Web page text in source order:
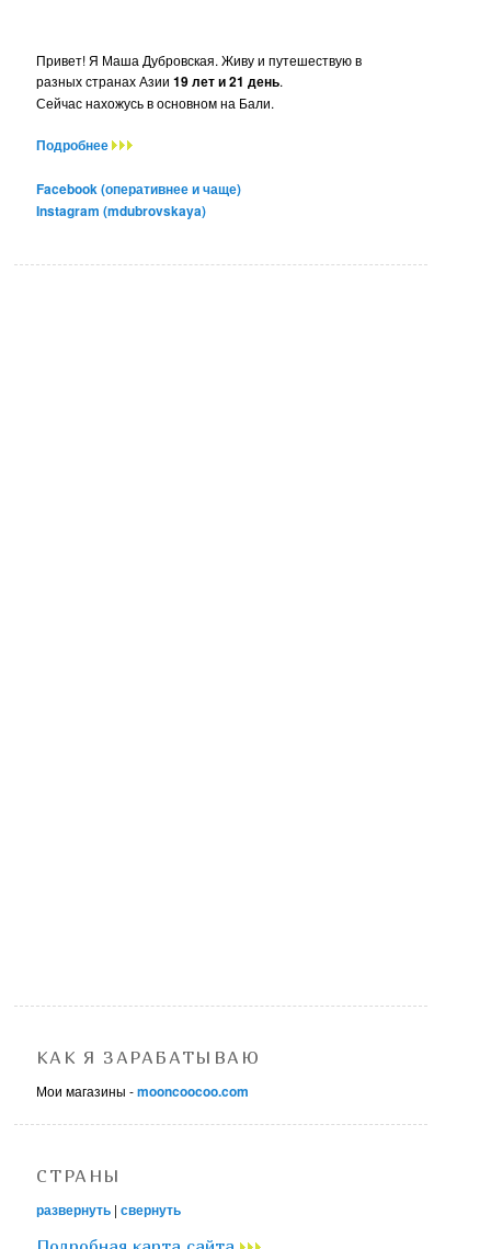
Привет! Я Маша Дубровская. Живу и путешествую в
разных странах Азии19 лет и 21 день.
Сейчас нахожусь в основном на Бали.
Подробнее
Facebook (оперативнее и чаще)
Instagram (mdubrovskaya)
КАК Я ЗАРАБАТЫВАЮ
Мои магазины -mooncoocoo.com
СТРАНЫ
развернуть |свернуть